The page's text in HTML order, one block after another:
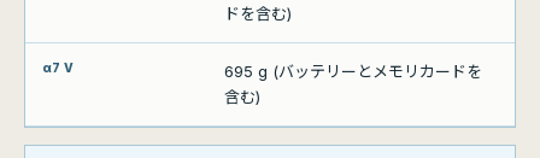
ドを含む)
695 g (バッテリーとメモリカードを
含む)